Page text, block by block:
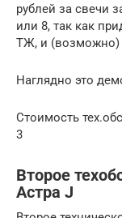
рублей за свечи
или 8, так как
ТЖ, и (возможно)
Наглядно это
Стоимость
3
Второе
Астра J